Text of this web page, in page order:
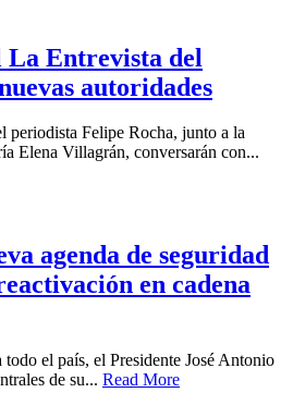
Entrevista del
autoridades
periodista Felipe Rocha, junto a la
Elena Villagrán, conversarán con...
agenda de seguridad
en cadena
el país, el Presidente José Antonio
de su... Read More